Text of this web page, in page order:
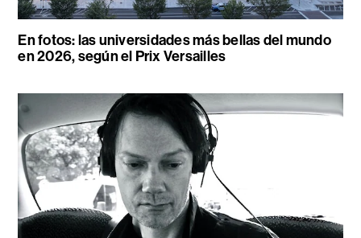
En fotos: las universidades más bellas del mundo
en 2026, según el Prix Versailles